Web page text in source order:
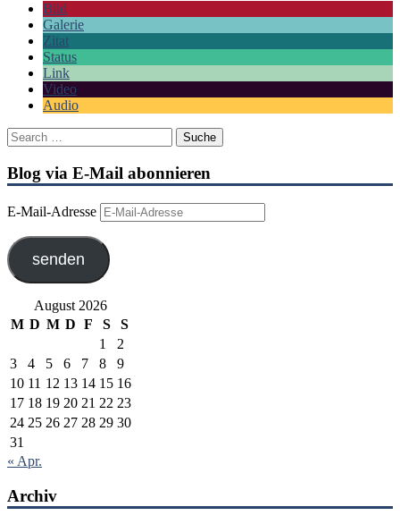
Bild
Galerie
Zitat
Status
Link
Video
Audio
Blog via E-Mail abonnieren
E-Mail-Adresse
senden
August 2026
M D M D F S
S
1
2
3
4 5 6 7 8
9
10 11 12 13 14 15 16
17 18 19 20 21 22 23
24 25 26 27 28 29 30
31
« Apr.
Archiv